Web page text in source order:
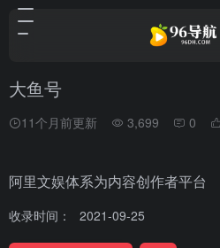
大鱼号
11个月前更新 3,699 0
阿里文娱体系为内容创作者平台
收录时间： 2021-09-25